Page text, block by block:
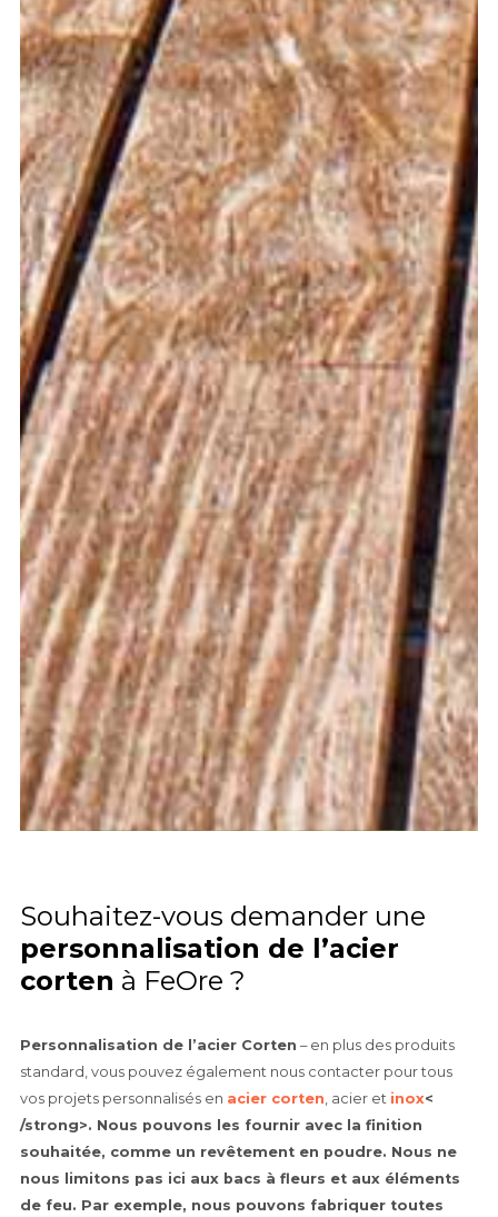
Souhaitez-vous demander une
personnalisation de l’acier
corten à FeOre ?
Personnalisation de l’acier Corten – en plus des produits
standard, vous pouvez également nous contacter pour tous
vos projets personnalisés en acier corten, acier et inox<
/strong>. Nous pouvons les fournir avec la finition
souhaitée, comme un revêtement en poudre. Nous ne
nous limitons pas ici aux bacs à fleurs et aux éléments
de feu. Par exemple, nous pouvons fabriquer toutes